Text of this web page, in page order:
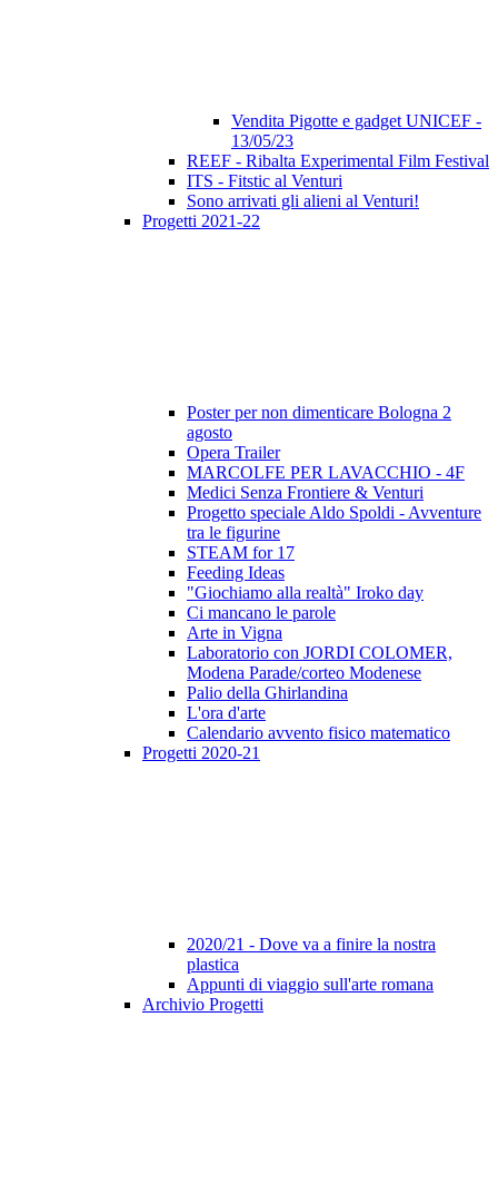
Vendita Pigotte e gadget UNICEF -
13/05/23
REEF - Ribalta Experimental Film Festival
ITS - Fitstic al Venturi
Sono arrivati gli alieni al Venturi!
Progetti 2021-22
Poster per non dimenticare Bologna 2
agosto
Opera Trailer
MARCOLFE PER LAVACCHIO - 4F
Medici Senza Frontiere & Venturi
Progetto speciale Aldo Spoldi - Avventure
tra le figurine
STEAM for 17
Feeding Ideas
"Giochiamo alla realtà" Iroko day
Ci mancano le parole
Arte in Vigna
Laboratorio con JORDI COLOMER,
Modena Parade/corteo Modenese
Palio della Ghirlandina
L'ora d'arte
Calendario avvento fisico matematico
Progetti 2020-21
2020/21 - Dove va a finire la nostra
plastica
Appunti di viaggio sull'arte romana
Archivio Progetti